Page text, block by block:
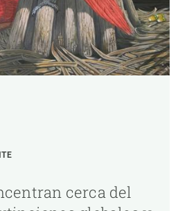
cerca del